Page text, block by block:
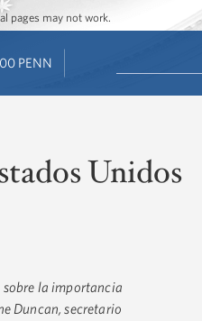
pages may not work.
PENN
Unidos
sobre la importancia
Duncan, secretario